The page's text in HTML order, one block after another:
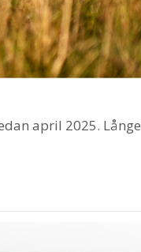
april 2025. Långe